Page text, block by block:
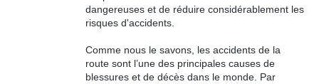
dangereuses et de réduire considérablement les
risques d'accidents.
Comme nous le savons, les accidents de la
route sont l’une des principales causes de
blessures et de décès dans le monde. Par